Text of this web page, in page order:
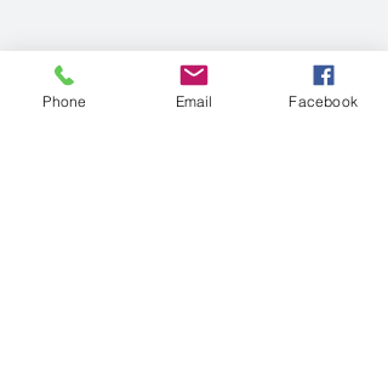
Phone Email Facebook